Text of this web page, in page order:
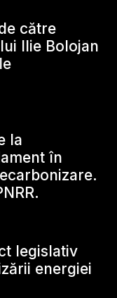
către
Ilie Bolojan
la
în
legislativ
energiei